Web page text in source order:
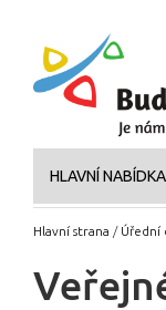
HLAVNÍ NABÍDKA
Hlavní strana / Úřední